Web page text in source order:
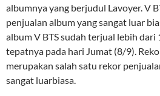
albumnya yang berjudul Lavoyer. V
penjualan album yang sangat luar
album V BTS sudah terjual lebih dari
tepatnya pada hari Jumat (8/9).
merupakan salah satu rekor
sangat luarbiasa.